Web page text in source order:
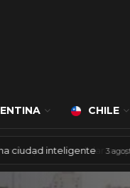
CHILE
una ciudad inteligente